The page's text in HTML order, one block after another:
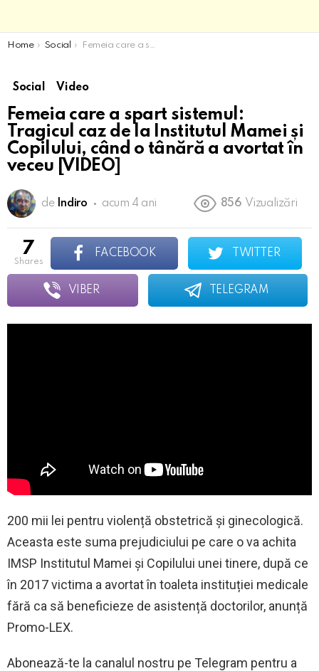
You are here:
Home Social Femeia care a spart sistemul: Tragicul caz de la Institutul Mamei și Copilului, când o tânără a avortat în veceu [VIDEO]
Social Video
Femeia care a spart sistemul:
Tragicul caz de la Institutul Mamei și
Copilului, când o tânără a avortat în
veceu [VIDEO]
de Indiro acum 4 ani 856 Vizualizări
7
shares
FACEBOOK TWITTER
VIBER TELEGRAM
200 mii lei pentru violență obstetrică și ginecologică.
Aceasta este suma prejudiciului pe care o va achita
IMSP Institutul Mamei și Copilului unei tinere, după ce
în 2017 victima a avortat în toaleta instituției medicale
fără ca să beneficieze de asistență doctorilor, anunță
Promo-LEX.
Abonează-te la canalul nostru pe Telegram pentru a